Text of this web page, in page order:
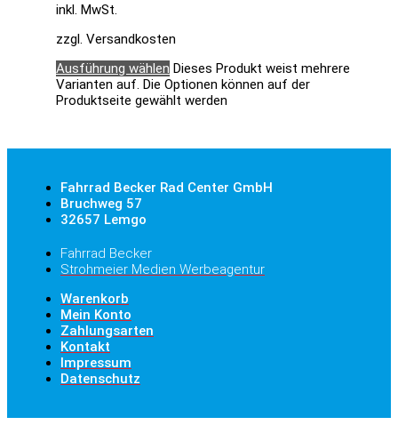
inkl. MwSt.
zzgl. Versandkosten
Ausführung wählen Dieses Produkt weist mehrere
Varianten auf. Die Optionen können auf der
Produktseite gewählt werden
Fahrrad Becker Rad Center GmbH
Bruchweg 57
32657 Lemgo
Fahrrad Becker
Strohmeier Medien Werbeagentur
Warenkorb
Mein Konto
Zahlungsarten
Kontakt
Impressum
Datenschutz